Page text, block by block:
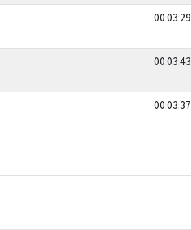
00:03:29
00:03:43
00:03:37